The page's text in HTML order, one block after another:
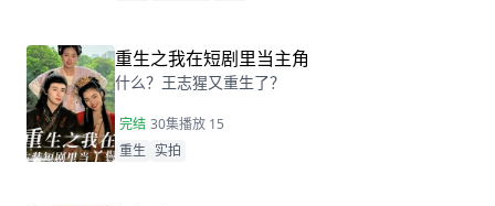
林胜雪果断跟她们断绝关系，还在状元宴上用全国
状元的满分成绩，横扫父母和三位哥哥嘲笑和不
屑。
重生之我在短剧里当主角
什么？王志猩又重生了？
完结 30集播放 15
重生 实拍